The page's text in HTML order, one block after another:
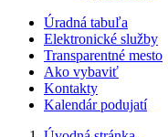
Úradná tabuľa
Elektronické služby
Transparentné mesto
Ako vybaviť
Kontakty
Kalendár podujatí